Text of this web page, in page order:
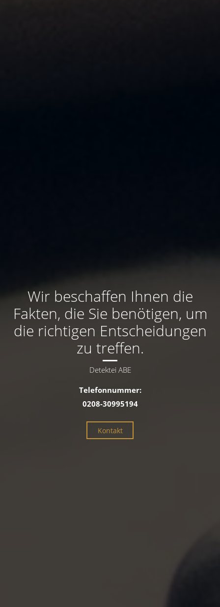
Wir beschaffen Ihnen die
Fakten, die Sie benötigen, um
die richtigen Entscheidungen
zu treffen.
Detektei ABE
Telefonnummer:
0208-30995194
Kontakt